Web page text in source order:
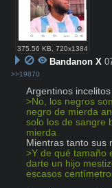
375.56 KB ,720x1384
Bandanon X
>>19870
>No, los negros
negro de mierda
solo los de sangre
mierda
>Y de qué tamaño
darte un hijo
escasos